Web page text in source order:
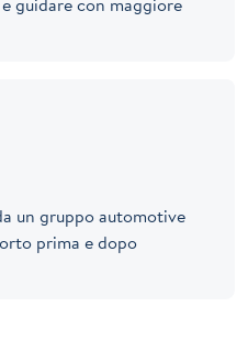
un gruppo automotive
prima e dopo